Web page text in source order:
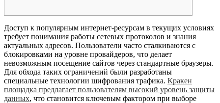
Доступ к популярным интернет-ресурсам в текущих условиях
требует понимания работы сетевых протоколов и знания
актуальных адресов. Пользователи часто сталкиваются с
блокировками на уровне провайдеров, что делает
невозможным посещение сайтов через стандартные браузеры.
Для обхода таких ограничений были разработаны
специальные технологии шифрования трафика. Кракен
площадка предлагает пользователям высокий уровень защиты
данных, что становится ключевым фактором при выборе